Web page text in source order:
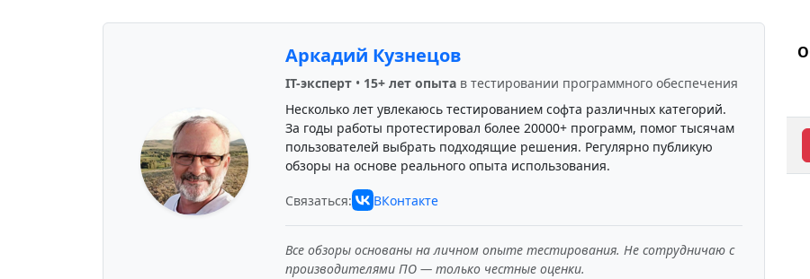
Аркадий Кузнецов
IT-эксперт• 15+ лет опытав тестировании программного обеспечения
Несколько лет увлекаюсь тестированием софта различных категорий.
За годы работы протестировал более 20000+ программ, помог тысячам
пользователей выбрать подходящие решения. Регулярно публикую
обзоры на основе реального опыта использования.
Связаться: ВКонтакте
Все обзоры основаны на личном опыте тестирования. Не сотрудничаю с
производителями ПО — только честные оценки.